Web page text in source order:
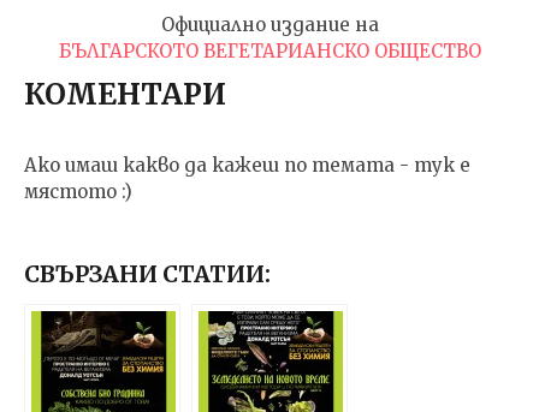
Официално издание на
БЪЛГАРСКОТО ВЕГЕТАРИАНСКО ОБЩЕСТВО
КОМЕНТАРИ
Ако имаш какво да кажеш по темата - тук е
мястото :)
СВЪРЗАНИ СТАТИИ: